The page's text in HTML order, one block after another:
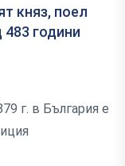
княз, поел
години
г. в България е